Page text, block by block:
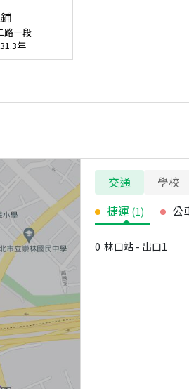
路一段
31.3年
交通 學校
捷運 (1) 公
0 林口站 - 出口1